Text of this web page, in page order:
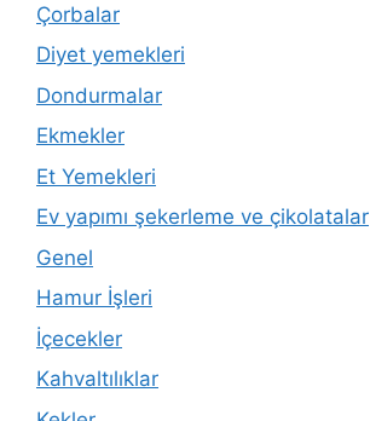
Çorbalar
Diyet yemekleri
Dondurmalar
Ekmekler
Et Yemekleri
Ev yapımı şekerleme ve çikolatalar
Genel
Hamur İşleri
İçecekler
Kahvaltılıklar